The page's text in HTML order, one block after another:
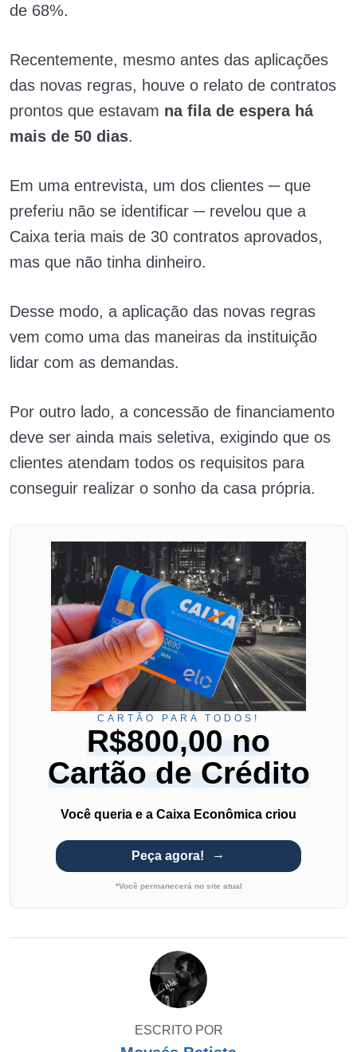
de 68%.
Recentemente, mesmo antes das aplicações
das novas regras, houve o relato de contratos
prontos que estavam na fila de espera há
mais de 50 dias.
Em uma entrevista, um dos clientes ─ que
preferiu não se identificar ─ revelou que a
Caixa teria mais de 30 contratos aprovados,
mas que não tinha dinheiro.
Desse modo, a aplicação das novas regras
vem como uma das maneiras da instituição
lidar com as demandas.
Por outro lado, a concessão de financiamento
deve ser ainda mais seletiva, exigindo que os
clientes atendam todos os requisitos para
conseguir realizar o sonho da casa própria.
CARTÃO PARA TODOS!
R$800,00 no
Cartão de Crédito
Você queria e a Caixa Econômica criou
Peça agora!
*Você permanecerá no site atual
ESCRITO POR